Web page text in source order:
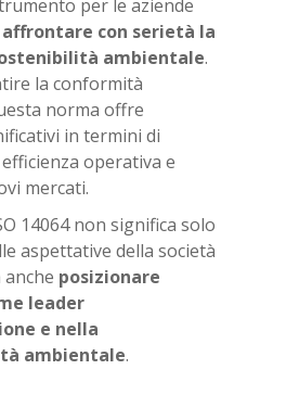
per le aziende
affrontare con serietà la
ambientale.
la conformità
norma offre
in termini di
operativa e
mercati.
14064 non significa solo
aspettative della società
posizionare
leader
e nella
ambientale.